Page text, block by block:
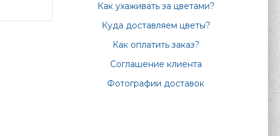
Как ухаживать за цветами?
Куда доставляем цветы?
Как оплатить заказ?
Соглашение клиента
Фотографии доставок